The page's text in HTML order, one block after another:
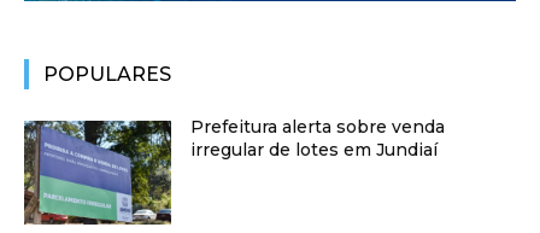
POPULARES
Prefeitura alerta sobre venda
irregular de lotes em Jundiaí